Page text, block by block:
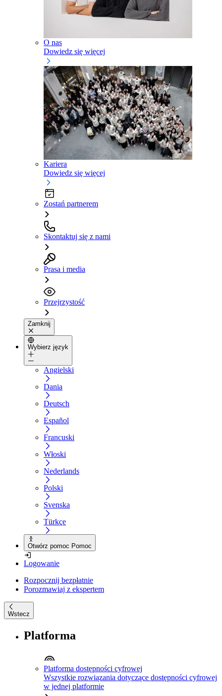
O nas
Dowiedz się więcej
Kariera
Dowiedz się więcej
Zostań partnerem
Skontaktuj się z nami
Prasa i media
Przejrzystość
Zamknij
Wybierz język
Angielski
Dania
Deutsch
Español
Francuski
Włoski
Nederlands
Polski
Svenska
Türkçe
Otwórz pomoc Pomoc
Logowanie
Rozpocznij bezpłatnie
Porozmawiaj z ekspertem
Wstecz
Platforma
Platforma dostępności cyfrowej
Wszystkie rozwiązania dotyczące dostępności cyfrowej
w jednej platformie